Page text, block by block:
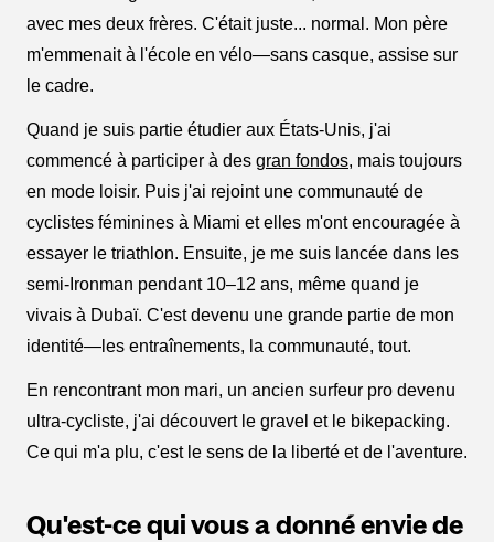
avec mes deux frères. C'était juste... normal. Mon père
m'emmenait à l'école en vélo—sans casque, assise sur
le cadre.
Quand je suis partie étudier aux États-Unis, j'ai
commencé à participer à des gran fondos, mais toujours
en mode loisir. Puis j'ai rejoint une communauté de
cyclistes féminines à Miami et elles m'ont encouragée à
essayer le triathlon. Ensuite, je me suis lancée dans les
semi-Ironman pendant 10–12 ans, même quand je
vivais à Dubaï. C'est devenu une grande partie de mon
identité—les entraînements, la communauté, tout.
En rencontrant mon mari, un ancien surfeur pro devenu
ultra-cycliste, j'ai découvert le gravel et le bikepacking.
Ce qui m'a plu, c'est le sens de la liberté et de l'aventure.
Qu'est-ce qui vous a donné envie de